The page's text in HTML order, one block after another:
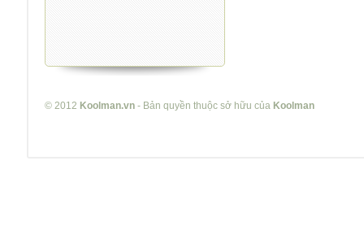
© 2012 Koolman.vn - Bản quyền thuộc sở hữu của Koolman